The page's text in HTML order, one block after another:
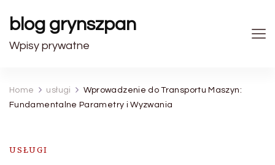
blog grynszpan
Wpisy prywatne
Home usługi
Wprowadzenie do Transportu Maszyn:
Fundamentalne Parametry i Wyzwania
USŁUGI